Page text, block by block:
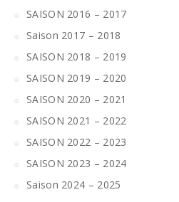
SAISON 2016 – 2017
Saison 2017 – 2018
SAISON 2018 – 2019
SAISON 2019 – 2020
SAISON 2020 – 2021
SAISON 2021 – 2022
SAISON 2022 – 2023
SAISON 2023 – 2024
Saison 2024 – 2025